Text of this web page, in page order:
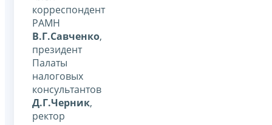
корреспондент
РАМН
В.Г.Савченко,
президент
Палаты
налоговых
консультантов
Д.Г.Черник,
ректор